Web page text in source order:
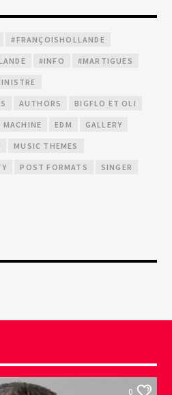
#FRANÇOISHOLLANDE
#INFO #MARTIGUES
AUTHORS BIGFLO ET OLI
MACHINE EDM GALLERY
MUSIC THEMES
POST FORMATS SINGER
0